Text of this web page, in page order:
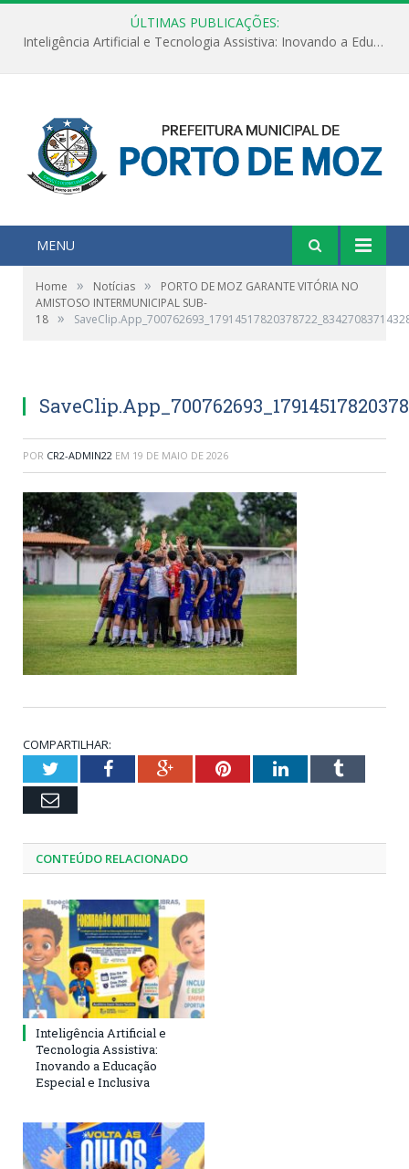
ÚLTIMAS PUBLICAÇÕES:
Inteligência Artificial e Tecnologia Assistiva: Inovando a Educação Especial e Inclusiva
MENU
Home » Notícias »
PORTO DE MOZ GARANTE VITÓRIA NO
AMISTOSO INTERMUNICIPAL SUB-
18 »
POR CR2-ADMIN22 EM 19 DE MAIO DE 2026
COMPARTILHAR:
TwitterFacebookGoogle+PinterestLinkedInTumblr
Email
CONTEÚDO RELACIONADO
Inteligência Artificial e
Tecnologia Assistiva:
Inovando a Educação
Especial e Inclusiva